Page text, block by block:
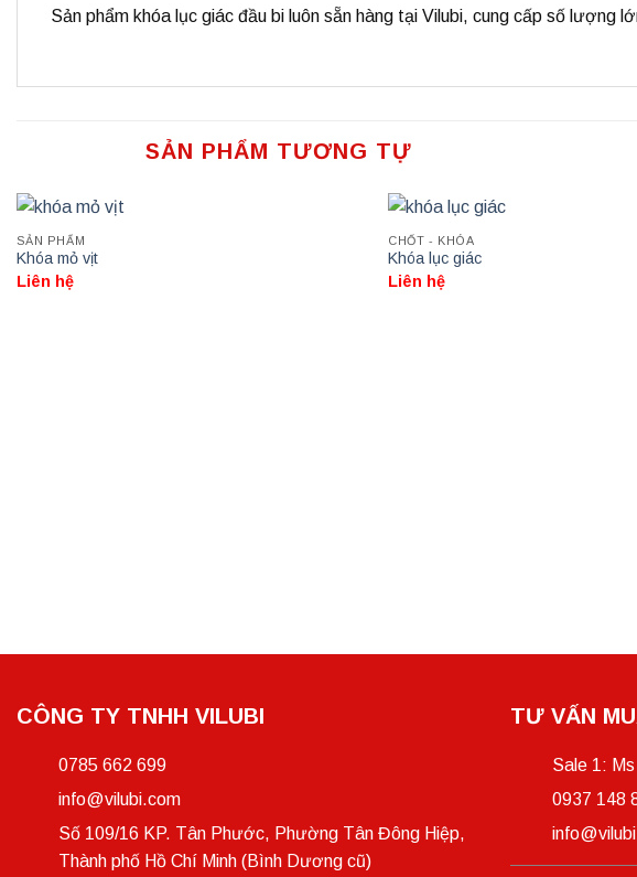
Sản phẩm khóa lục giác đầu bi luôn sẵn hàng tại Vilubi, cung cấp số lượng
SẢN PHẨM TƯƠNG TỰ
SẢN PHẨM
Khóa mỏ vịt
Liên hệ
CHỐT - KHÓA
Khóa lục giác
Liên hệ
CÔNG TY TNHH VILUBI
0785 662 699
info@vilubi.com
Số 109/16 KP. Tân Phước, Phường Tân Đông Hiệp,
Thành phố Hồ Chí Minh (Bình Dương cũ)
TƯ VẤN
Sale 1:
0937 148